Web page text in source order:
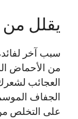
يقلل
سبب آخر
العجائب
الجفاف
على التخلص من